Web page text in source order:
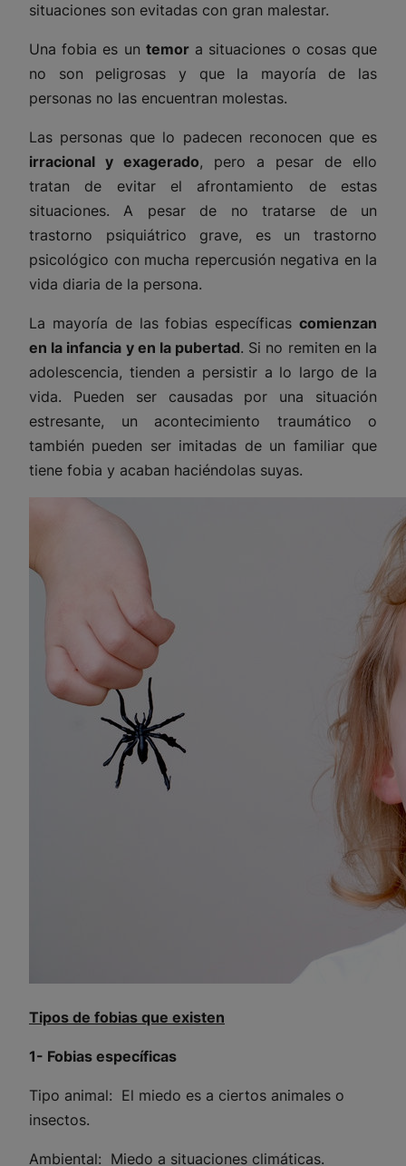
situaciones son evitadas con gran malestar.
Una fobia es un temora situaciones o cosas que
no son peligrosas y que la mayoría de las
personas no las encuentran molestas.
Las personas que lo padecen reconocen que es
irracional y exagerado, pero a pesar de ello
tratan de evitar el afrontamiento de estas
situaciones. A pesar de no tratarse de un
trastorno psiquiátrico grave, es un trastorno
psicológico con mucha repercusión negativa en la
vida diaria de la persona.
La mayoría de las fobias específicas comienzan
en la infancia y en la pubertad. Si no remiten en la
adolescencia, tienden a persistir a lo largo de la
vida. Pueden ser causadas por una situación
estresante, un acontecimiento traumático o
también pueden ser imitadas de un familiar que
tiene fobia y acaban haciéndolas suyas.
Tipos de fobias que existen
1- Fobias específicas
Tipo animal: El miedo es a ciertos animales o
insectos.
Ambiental: Miedo a situaciones climáticas.